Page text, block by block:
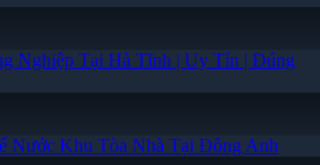
Nghiệp Tại Hà Tĩnh | Uy Tín | Đúng
Nước Khu Tòa Nhà Tại Đông Anh